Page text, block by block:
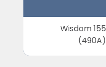
Wisdom 155
(490A)